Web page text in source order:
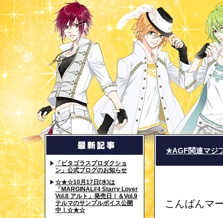
「ピタゴラスプロダクショ
ン」公式ブログのお知らせ
☆★☆10月17日(水)は
「MARGINAL#4 Starry Lover
Vol.8 アルト」発売日！＆Vol.9
テルマのサンプルボイス公開
中！☆★☆
★AGF関連マジ
こんばんマ